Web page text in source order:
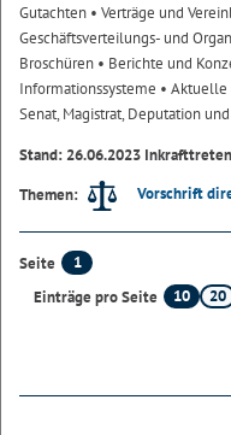
Gutachten • Verträge und
Geschäftsverteilungs- und
Broschüren • Berichte und
Informationssysteme •
Senat, Magistrat, Deputation
Stand: 26.06.2023
Themen:
Vorschrift
Seite
1
Einträge pro Seite
10 20